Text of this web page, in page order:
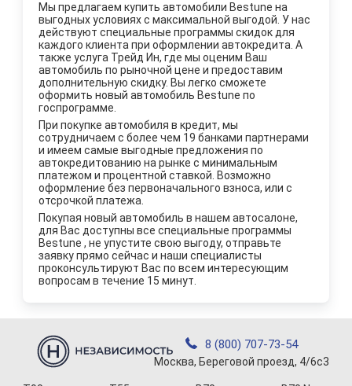
Мы предлагаем купить автомобили Bestune на
выгодных условиях с максимальной выгодой. У нас
действуют специальные программы скидок для
каждого клиента при оформлении автокредита. А
также услуга Трейд Ин, где мы оценим Ваш
автомобиль по рыночной цене и предоставим
дополнительную скидку. Вы легко сможете
оформить новый автомобиль Bestune по
госпрограмме.
При покупке автомобиля в кредит, мы
сотрудничаем с более чем 19 банками партнерами
и имеем самые выгодные предложения по
автокредитованию на рынке с минимальным
платежом и процентной ставкой. Возможно
оформление без первоначального взноса, или с
отсрочкой платежа.
Покупая новый автомобиль в нашем автосалоне,
для Вас доступны все специальные программы
Bestune , не упустите свою выгоду, отправьте
заявку прямо сейчас и наши специалисты
проконсультируют Вас по всем интересующим
вопросам в течение 15 минут.
8 (800) 707-73-54
Москва, Береговой проезд, 4/6с3